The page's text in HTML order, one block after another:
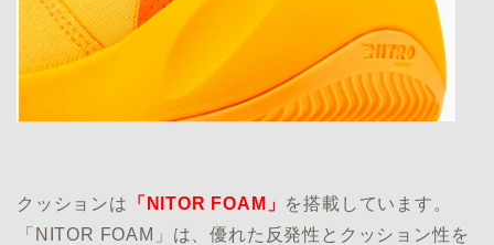
クッションは 「NITOR FOAM」 を搭載しています。
「NITOR FOAM」は、優れた反発性とクッション性を